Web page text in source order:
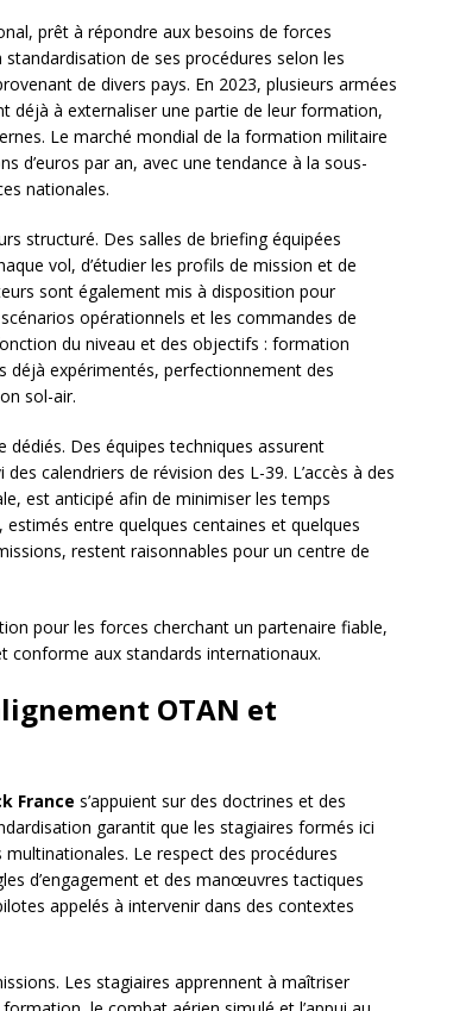
prêt à répondre aux besoins de forces
de ses procédures selon les
de divers pays. En 2023, plusieurs armées
déjà à externaliser une partie de leur formation,
Le marché mondial de la formation militaire
d’euros par an, avec une tendance à la sous-
nationales.
structuré. Des salles de briefing équipées
vol, d’étudier les profils de mission et de
sont également mis à disposition pour
opérationnels et les commandes de
du niveau et des objectifs : formation
déjà expérimentés, perfectionnement des
sol-air.
dédiés. Des équipes techniques assurent
calendriers de révision des L-39. L’accès à des
est anticipé afin de minimiser les temps
entre quelques centaines et quelques
restent raisonnables pour un centre de
pour les forces cherchant un partenaire fiable,
conforme aux standards internationaux.
OTAN et
France s’appuient sur des doctrines et des
garantit que les stagiaires formés ici
Le respect des procédures
d’engagement et des manœuvres tactiques
appelés à intervenir dans des contextes
Les stagiaires apprennent à maîtriser